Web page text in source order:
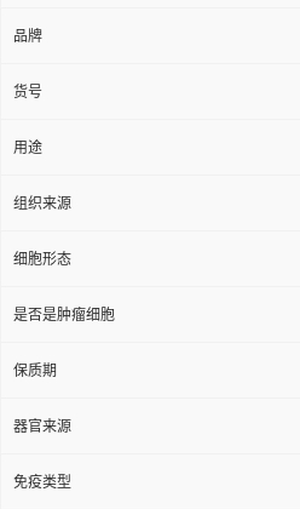
品牌
货号
用途
组织来源
细胞形态
是否是肿瘤细胞
保质期
器官来源
免疫类型